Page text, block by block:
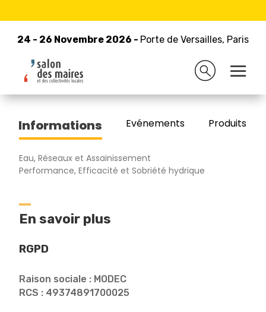
24 - 26 Novembre 2026 - Porte de Versailles, Paris
24 - 26 Novembre 2026 - Porte de Versailles, Paris
Retour à la liste des exposants
MODEC
Informations Evénements Produits/
Eau, Réseaux et Assainissement
Performance, Efficacité et Sobriété hydrique
En savoir plus
RGPD
Raison sociale : MODEC
RCS : 49374891700025